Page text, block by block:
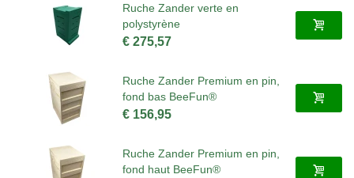
Ruche Zander verte en
polystyrène
€ 275,57
Ruche Zander Premium en pin,
fond bas BeeFun®
€ 156,95
Ruche Zander Premium en pin,
fond haut BeeFun®